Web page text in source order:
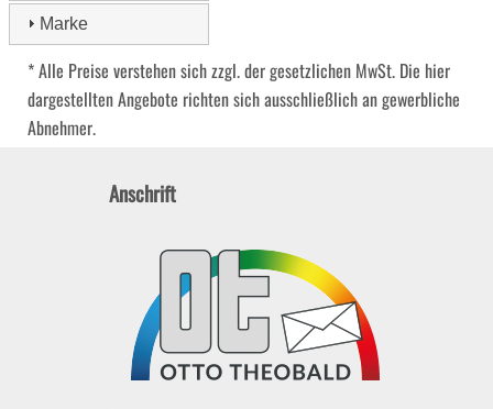
Marke
* Alle Preise verstehen sich zzgl. der gesetzlichen MwSt. Die hier
dargestellten Angebote richten sich ausschließlich an gewerbliche
Abnehmer.
Anschrift